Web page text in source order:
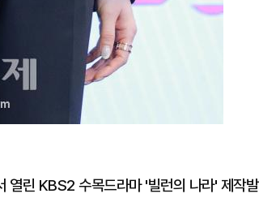
열린 KBS2 수목드라마 '빌런의 나라' 제작발